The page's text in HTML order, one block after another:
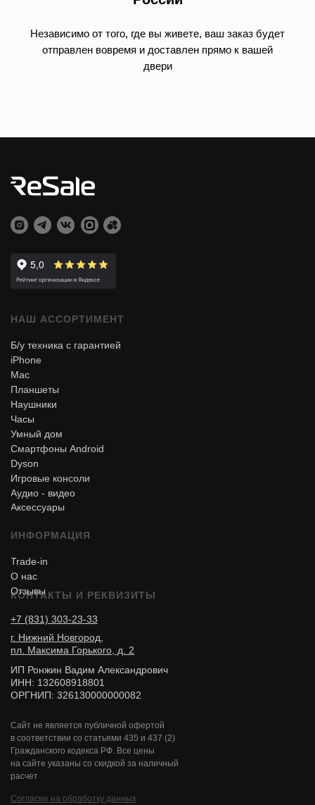
Независимо от того, где вы живете, ваш заказ будет
отправлен вовремя и доставлен прямо к вашей
двери
НАШ АССОРТИМЕНТ
ИНФОРМАЦИЯ
КОНТАКТЫ И РЕКВИЗИТЫ
Согласие на обработку данных
Отзывы
О нас
Trade-in
iPhone
Б/у техника с гарантией
Mac
Планшеты
Наушники
Часы
Смартфоны Android
Dyson
Умный дом
Игровые консоли
Аудио - видео
Аксессуары
ИП Ронжин Вадим Александрович
ИНН: 132608918801
ОРГНИП: 326130000000082
г. Нижний Новгород,
пл. Максима Горького, д. 2
+7 (831) 303-23-33
Сайт не является публичной офертой
в соответствии со статьями 435 и 437 (2)
Гражданского кодекса РФ. Все цены
на сайте указаны со скидкой за наличный
расчет